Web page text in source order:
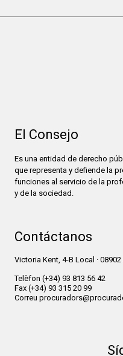
El Consejo
Es una entidad de derecho
que representa y defiende la
funciones al servicio de la
y de la sociedad.
Contáctanos
Victoria Kent, 4-B Local ·
Telèfon (+34) 93 813 56 42
Fax (+34) 93 315 20 99
Correu